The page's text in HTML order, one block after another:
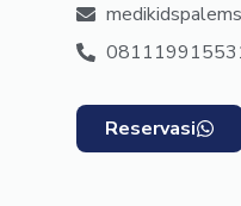
Reservasi